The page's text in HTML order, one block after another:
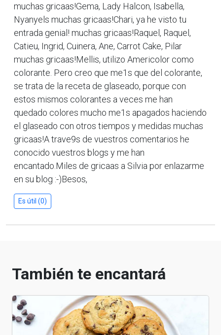
muchas gricaas!Gema, Lady Halcon, Isabella,
Nyanyels muchas gricaas!Chari, ya he visto tu
entrada genial! muchas gricaas!Raquel, Raquel,
Catieu, Ingrid, Cuinera, Ane, Carrot Cake, Pilar
muchas gricaas!Mellis, utilizo Americolor como
colorante. Pero creo que me1s que del colorante,
se trata de la receta de glaseado, porque con
estos mismos colorantes a veces me han
quedado colores mucho me1s apagados haciendo
el glaseado con otros tiempos y medidas muchas
gricaas!A trave9s de vuestros comentarios he
conocido vuestros blogs y me han
encantado.Miles de gricaas a Silvia por enlazarme
en su blog :-)Besos,
Es útil (0)
También te encantará